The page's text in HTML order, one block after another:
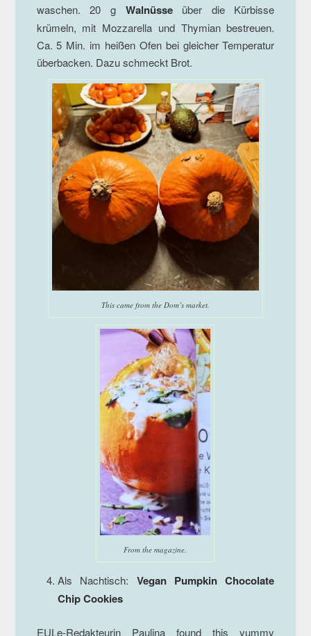
waschen. 20 g Walnüsseüber die Kürbisse
krümeln, mit Mozzarella und Thymian bestreuen.
Ca. 5 Min. im heißen Ofen bei gleicher Temperatur
überbacken. Dazu schmeckt Brot.
This came from the Dom’s market.
From the magazine.
Als Nachtisch: Vegan Pumpkin Chocolate
Chip Cookies
EULe-Redakteurin Paulina found this yummy